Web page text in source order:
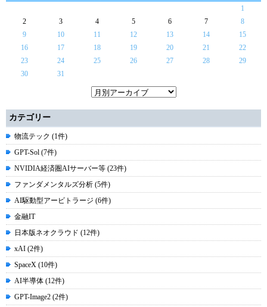
1
2
3 4 5 6 7
8
9
10 11 12 13 14
15
16
17 18 19 20 21
22
23
24 25 26 27 28
29
30
31
カテゴリー
物流テック (1件)
GPT-Sol (7件)
NVIDIA経済圏AIサーバー等 (23件)
ファンダメンタルズ分析 (5件)
AI駆動型アービトラージ (6件)
金融IT
日本版ネオクラウド (12件)
xAI (2件)
SpaceX (10件)
AI半導体 (12件)
GPT-Image2 (2件)